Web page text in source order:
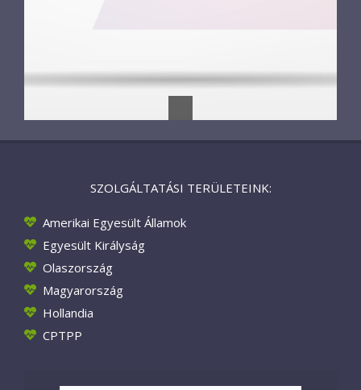
SZOLGÁLTATÁSI TERÜLETEINK:
Amerikai Egyesült Államok
Egyesült Királyság
Olaszország
Magyarország
Hollandia
CPTPP